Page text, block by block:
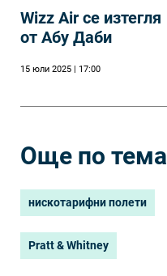
Wizz Air се изтегля
от Абу Даби
15 юли 2025 | 17:00
Още по
нискотарифни полети
Pratt & Whitney